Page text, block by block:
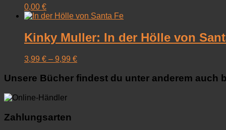
0,00 €
Kinky Muller: In der Hölle von
3,99 € – 9,99 €
Unsere Bücher findest du unter anderem auch
Zahlungsarten